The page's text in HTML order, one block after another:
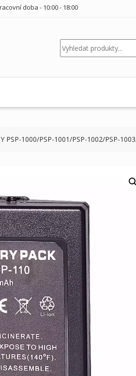
doba - 10:00 - 18:00
Hledat
PSP-1000/PSP-1001/PSP-1002/PSP-